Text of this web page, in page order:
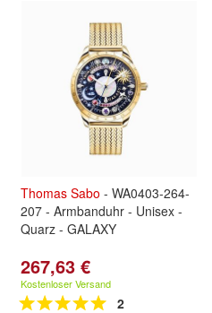
Thomas Sabo - WA0403-264-
207 - Armbanduhr - Unisex -
Quarz - GALAXY
267,63 €
Kostenloser Versand
2